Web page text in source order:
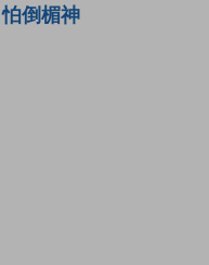
怕倒楣神